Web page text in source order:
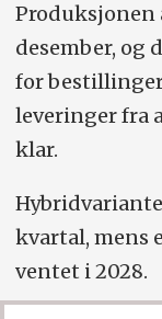
Produksjonen
desember, og
for
leveringer fra
klar.
kvartal, mens
ventet i 2028.